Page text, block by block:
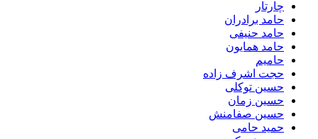
چارتار
حامد برادران
حامد حنیفی
حامد همایون
حامیم
حجت اشرف زاده
حسین توکلی
حسین زمان
حسین صفامنش
حمید حامی